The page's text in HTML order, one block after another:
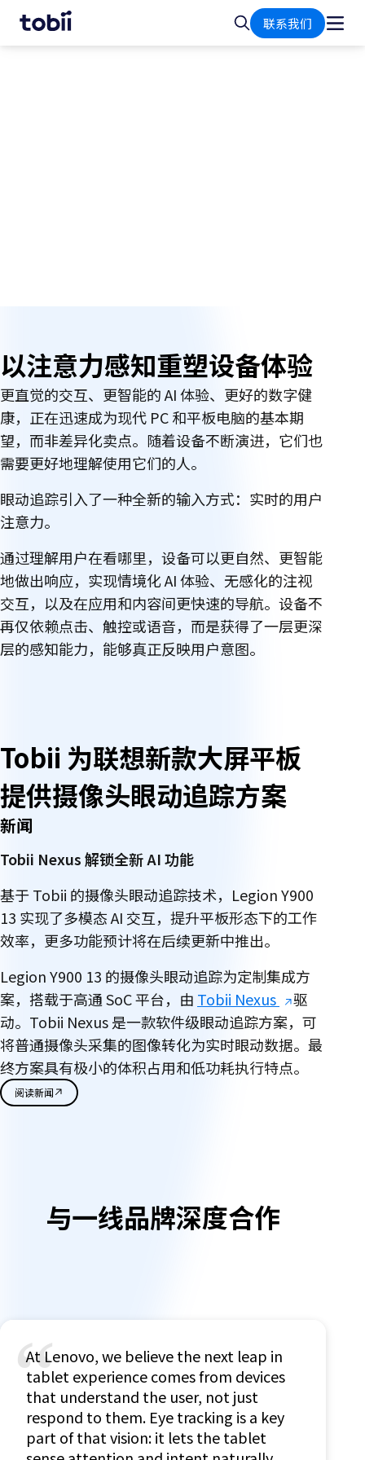
页
搜
索
联系我们
以注意力感知重塑设备体验
更直觉的交互、更智能的 AI 体验、更好的数字健
康，正在迅速成为现代 PC 和平板电脑的基本期
望，而非差异化卖点。随着设备不断演进，它们也
需要更好地理解使用它们的人。
眼动追踪引入了一种全新的输入方式：实时的用户
注意力。
通过理解用户在看哪里，设备可以更自然、更智能
地做出响应，实现情境化 AI 体验、无感化的注视
交互，以及在应用和内容间更快速的导航。设备不
再仅依赖点击、触控或语音，而是获得了一层更深
层的感知能力，能够真正反映用户意图。
Tobii 为联想新款大屏平板
提供摄像头眼动追踪方案
新闻
Tobii Nexus 解锁全新 AI 功能
基于 Tobii 的摄像头眼动追踪技术，Legion Y900
13 实现了多模态 AI 交互，提升平板形态下的工作
效率，更多功能预计将在后续更新中推出。
Legion Y900 13 的摄像头眼动追踪为定制集成方
案，搭载于高通 SoC 平台，由 Tobii Nexus
驱
动。Tobii Nexus 是一款软件级眼动追踪方案，可
将普通摄像头采集的图像转化为实时眼动数据。最
终方案具有极小的体积占用和低功耗执行特点。
阅读新闻
与一线品牌深度合作
“
At Lenovo, we believe the next leap in
tablet experience comes from devices
that understand the user, not just
respond to them. Eye tracking is a key
part of that vision: it lets the tablet